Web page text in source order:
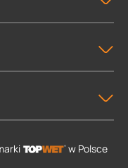
w Polsce